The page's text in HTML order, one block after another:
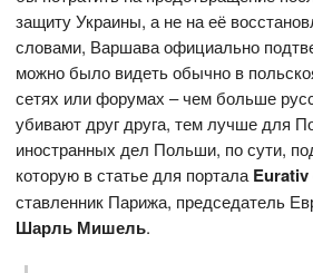
защиту Украины, а не на её
словами, Варшава официально
можно было видеть обычно в
сетях или форумах – чем больше
убивают друг друга, тем лучше для
иностранных дел Польши, по сути,
которую в статье для порталаEurativ
ставленник Парижа, председатель
Шарль Мишель.